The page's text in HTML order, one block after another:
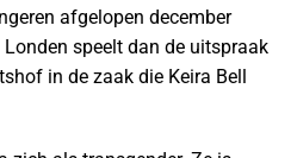
afgelopen december
speelt dan de uitspraak
in de zaak die Keira Bell